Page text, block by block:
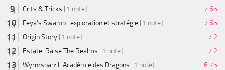
Crits & Tricks [1 note]
7.65
Feya’s Swamp : exploration et stratégie [1 note]
7.65
Origin Story [1 note]
7.2
Estate: Raise The Realms [1 note]
7.2
Wyrmspan: L'Académie des Dragons [1 note] 6.75